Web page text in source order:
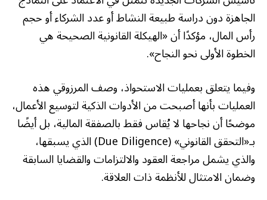
الجاهزة دون دراسة طبيعة النشاط أو عدد الشركاء أو حجم
رأس المال، مؤكدًا أن «الهيكلة القانونية الصحيحة هي
الخطوة الأولى نحو النجاح».
وفيما يتعلق بعمليات الاستحواذ، وصف المرزوقي هذه
العمليات بأنها أصبحت من الأدوات الذكية لتوسيع الأعمال،
موضحًا أن نجاحها لا يُقاس فقط بالصفقة المالية، بل أيضًا
بـ«التحقق القانوني» (Due Diligence) الذي يسبقها،
والذي يشمل مراجعة العقود والالتزامات والقضايا السابقة
وضمان الامتثال للأنظمة ذات العلاقة.